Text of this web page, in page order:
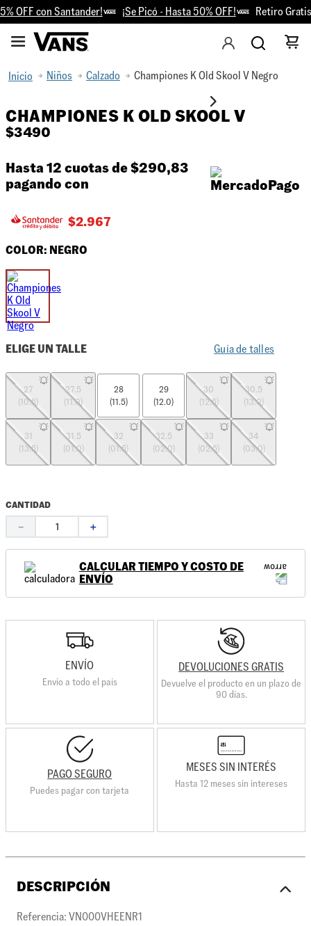
OFF con Santander! ¡Se Picó - Hasta 50% OFF! Retiro Gratis
Niños Calzado Championes K Old Skool V Negro
CHAMPIONES K OLD SKOOL V
$3490
Hasta 12 cuotas de$290,83
pagando con
$2.967
COLOR: NEGRO
ELIGE UN TALLE Guía de talles
27
(10.5)
27.5
(11.0)
28
(11.5)
29
(12.0)
30
(12.5)
30.5
(13.0)
31
(13.5)
31.5
(01.0)
32
(01.5)
32.5
(02.0)
33
(02.5)
34
(03.0)
CANTIDAD
＋
－
CALCULAR TIEMPO Y COSTO DE
ENVÍO
ENVÍO
Envio a todo el país
DEVOLUCIONES GRATIS
Devuelve el producto en un plazo de
90 días.
PAGO SEGURO
Puedes pagar con tarjeta
MESES SIN INTERÉS
Hasta 12 meses sin intereses
DESCRIPCIÓN
Referencia: VN000VHEENR1